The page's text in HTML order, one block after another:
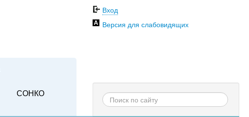
СОНКО
Вход
Версия для слабовидящих